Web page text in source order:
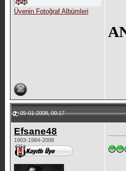
Üyenin Fotoğraf Albümleri
05-01-2008, 00:17
Efsane48
1903-1984-2008